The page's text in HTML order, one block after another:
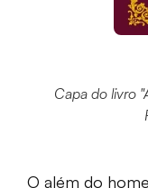
Capa do livro "
O além do